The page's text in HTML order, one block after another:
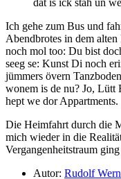
dat is ick stah un
Ich gehe zum Bus und
Abendbrotes in dem
noch mol too: Du bist
seeg se: Kunst Di noch
jümmers övern
wonem is de nu? Jo, Lütt
hept we dor Appartments.
Die Heimfahrt durch die
mich wieder in die
Vergangenheitstraum
Autor: Rudolf